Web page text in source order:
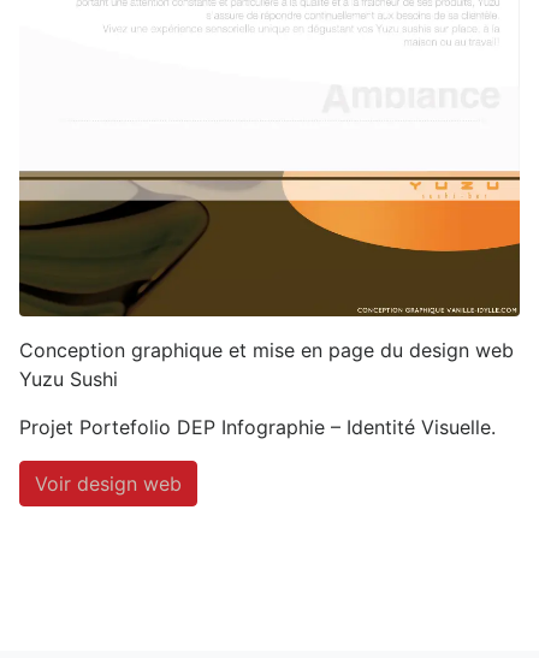
Conception graphique et mise en page du design web
Yuzu Sushi
Projet Portefolio DEP Infographie – Identité Visuelle.
Voir design web